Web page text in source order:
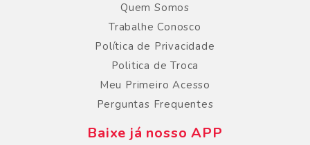
Quem Somos
Trabalhe Conosco
Política de Privacidade
Politica de Troca
Meu Primeiro Acesso
Perguntas Frequentes
Baixe já nosso APP